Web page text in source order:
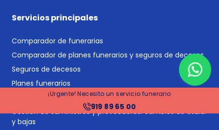
¡Urgente! Necesito un servicio funerario
919 89 65 00
Servicios principales
Comparador de funerarias
Comparador de planes funerarios y seguros de decesos
Seguros de decesos
Planes funerarios
Gestoría y asesoría jurídica post-defunción
Gestión de suministros y proveedores: cambios de titular
y bajas